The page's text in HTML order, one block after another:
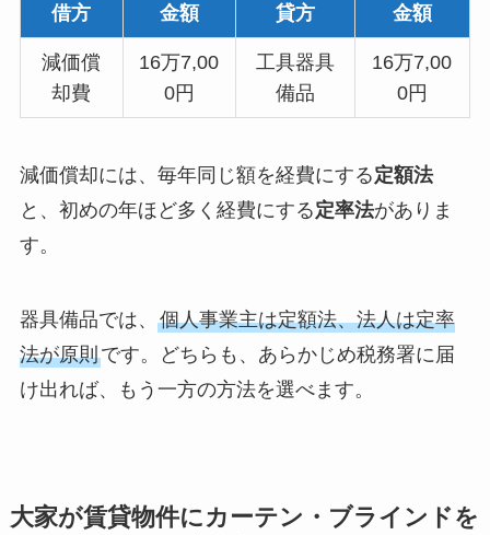
借方 金額 貸方 金額
減価償
却費
16万7,00
0円
工具器具
備品
16万7,00
0円
減価償却には、毎年同じ額を経費にする定額法
と、初めの年ほど多く経費にする定率法がありま
す。
器具備品では、 個人事業主は定額法、法人は定率
法が原則です。どちらも、あらかじめ税務署に届
け出れば、もう一方の方法を選べます。
大家が賃貸物件にカーテン・ブラインドを